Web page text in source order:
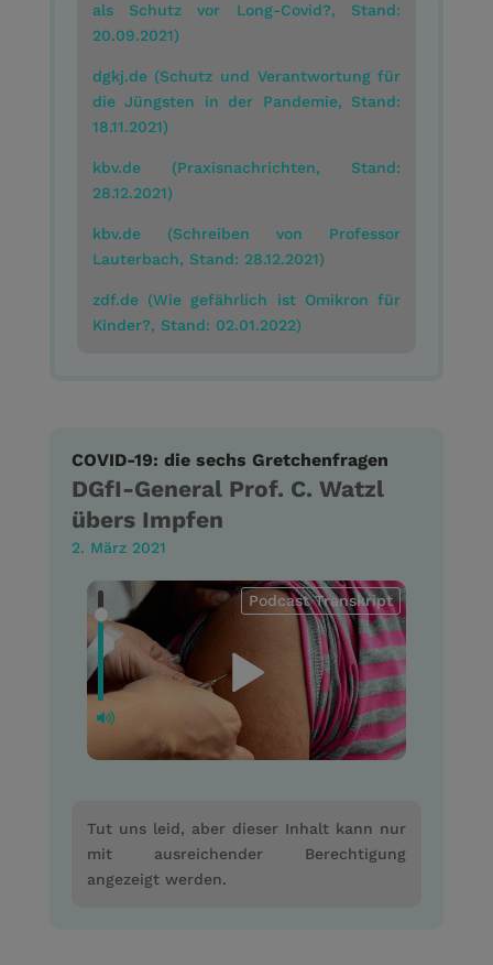
als Schutz vor Long-Covid?, Stand:
20.09.2021)
dgkj.de (Schutz und Verantwortung für
die Jüngsten in der Pandemie, Stand:
18.11.2021)
kbv.de (Praxisnachrichten, Stand:
28.12.2021)
kbv.de (Schreiben von Professor
Lauterbach, Stand: 28.12.2021)
zdf.de (Wie gefährlich ist Omikron für
Kinder?, Stand: 02.01.2022)
COVID-19: die sechs Gretchenfragen
DGfI-General Prof. C. Watzl
übers Impfen
2. März 2021
Podcast Transkript
Tut uns leid, aber dieser Inhalt kann nur
mit ausreichender Berechtigung
angezeigt werden.